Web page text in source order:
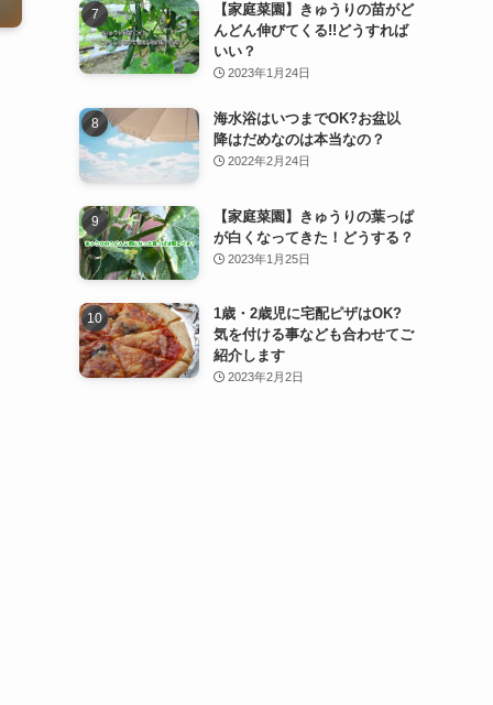
【家庭菜園】きゅうりの苗がど
んどん伸びてくる!!どうすれば
いい？
2023年1月24日
海水浴はいつまでOK?お盆以
降はだめなのは本当なの？
2022年2月24日
【家庭菜園】きゅうりの葉っぱ
が白くなってきた！どうする？
2023年1月25日
1歳・2歳児に宅配ピザはOK?
気を付ける事なども合わせてご
紹介します
2023年2月2日